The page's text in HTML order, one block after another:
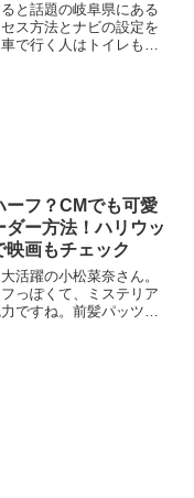
と話題の岐阜県にある
ス方法とナビの設定を
で行く人はトイレも心
ーフ？CMでも可愛
ダー方法！ハリウッ
映画もチェック
活躍の小松菜奈さん。
っぽくて、ミステリア
ですね。前髪パッツン